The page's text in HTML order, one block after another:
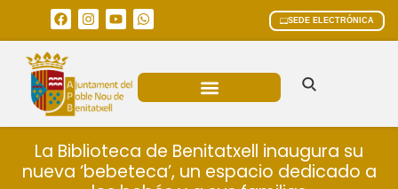
SEDE ELECTRÓNICA
La Biblioteca de Benitatxell inaugura su
nueva ‘bebeteca’, un espacio dedicado a